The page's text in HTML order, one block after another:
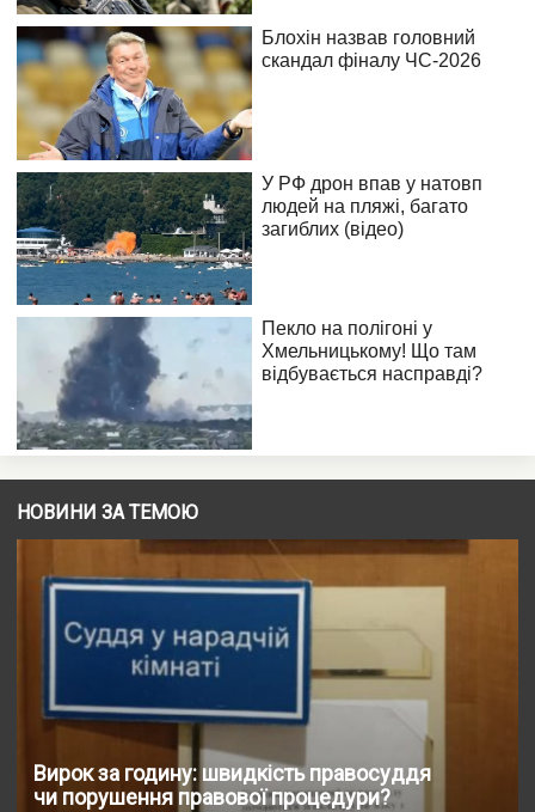
НОВИНИ ЗА ТЕМОЮ
Вирок за годину: швидкість правосуддя
чи порушення правової процедури?